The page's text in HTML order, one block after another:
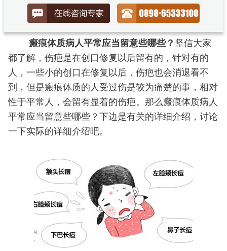
瘢痕体质病人平常应当留意些哪些？ 坚信大家
都了解，伤疤是在创口修复以后留有的，针对有的
人，一些小的创口在修复以后，伤疤也会消退看不
到，但是瘢痕体质的人受过伤是较为痛楚的事，相对
性于平常人，会留有显着的伤疤。那么瘢痕体质病人
平常应当留意些哪些？下边是有关的详细介绍，讨论
一下实际的详细介绍吧。